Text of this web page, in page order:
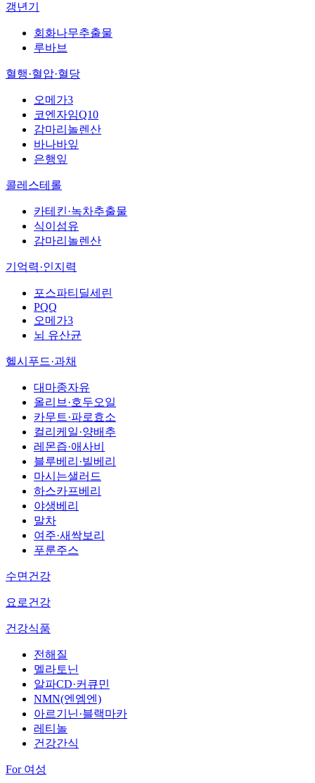
갱년기
회화나무추출물
루바브
혈행·혈압·혈당
오메가3
코엔자임Q10
감마리놀렌산
바나바잎
은행잎
콜레스테롤
카테킨·녹차추출물
식이섬유
감마리놀렌산
기억력·인지력
포스파티딜세린
PQQ
오메가3
뇌 유산균
헬시푸드·과채
대마종자유
올리브·호두오일
카무트·파로효소
컬리케일·양배추
레몬즙·애사비
블루베리·빌베리
마시는샐러드
하스카프베리
야생베리
말차
여주·새싹보리
푸룬주스
수면건강
요로건강
건강식품
전해질
멜라토닌
알파CD·커큐민
NMN(엔엠엔)
아르기닌·블랙마카
레티놀
건강간식
For 여성